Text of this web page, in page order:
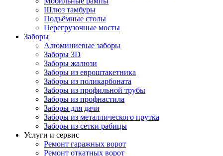
Шлюз тамбуры
Подъёмные столы
Перегрузочные мосты
Заборы
Алюминиевые заборы
Заборы 3D
Заборы жалюзи
Заборы из евроштакетника
Заборы из поликарбоната
Заборы из профильной трубы
Заборы из профнастила
Заборы для дачи
Заборы из металлического прутка
Заборы из сетки рабицы
Услуги и сервис
Ремонт гаражных ворот
Ремонт откатных ворот